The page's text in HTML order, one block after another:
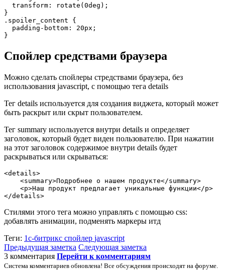
  transform: rotate(0deg);
}
.spoiler_content {
  padding-bottom: 20px;
}
Спойлер средствами браузера
Можно сделать спойлеры стредствами браузера, без
использования javascript, с помощью тега details
Тег details используется для создания виджета, который может
быть раскрыт или скрыт пользователем.
Тег summary используется внутри details и определяет
заголовок, который будет виден пользователю. При нажатии
на этот заголовок содержимое внутри details будет
раскрываться или скрываться:
<details>
    <summary>Подробнее о нашем продукте</summary>
    <p>Наш продукт предлагает уникальные функции</p>
</details>
Стилями этого тега можно управлять с помощью css:
добавлять анимации, подменять маркеры итд
Теги: 1с-битрикс спойлер javascript
Предыдущая заметка Следующая заметка
3 комментария Перейти к комментариям
Система комментариев обновлена! Все обсуждения происходят на форуме.